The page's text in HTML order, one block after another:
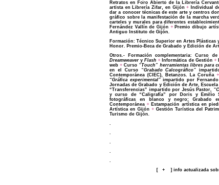
Retratosen Foro Abiertode la Librería
artista en Librería Zifar, en Gijón + Individual
dar a conocer técnicas de este arte y centros
gráfico sobre la manifestación de la marcha
carteles y murales para diferentes
Fernández VallíndeGijón +Premio dibujo
Antiguo Instituto de Gijón.
Formación: Técnico Superior en Artes Plásticas
Honor. Premio-Beca de Grabado y Edición de
Otros.- Formación complementaria: Curso
Dreamweaver y Flash+ Informática de Gestión +
web+ Curso “Touch” herramientas libres para
en el Curso
“Grabado Calcográfico”
Contemporánea (CIEC),
Betanzos. La Coruña+
“Gráfica experimental”impartido por
Jornadas de Grabado y Edición de Arte,
“Transferencias” impartido por Jesús Pastor,
y curso de “Caligrafía” por Doris y Emilio
fotográficas en blanco y negro; Grabado
Contemporánea+ Estampación artística en
Artística en Gijón +Gestión Turística del
Turismo de Gijón.
.
.
.
.
.
[+] info actualizada